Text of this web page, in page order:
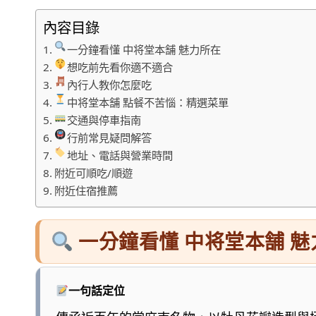
內容目錄
一分鐘看懂 中将堂本舗 魅力所在
想吃前先看你適不適合
內行人教你怎麼吃
中将堂本舗 點餐不苦惱：精選菜單
交通與停車指南
行前常見疑問解答
地址、電話與營業時間
附近可順吃/順遊
附近住宿推薦
一分鐘看懂 中将堂本舗
一句話定位